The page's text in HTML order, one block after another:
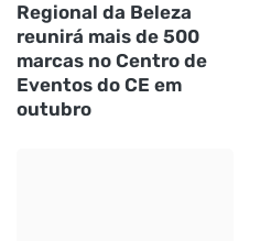
Regional da Beleza
reunirá mais de 500
marcas no Centro de
Eventos do CE em
outubro